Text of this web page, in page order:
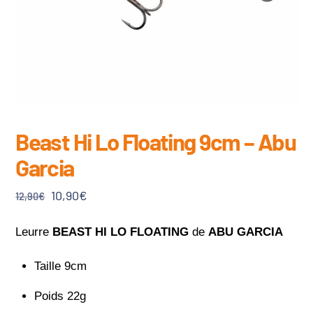
Beast Hi Lo Floating 9cm – Abu
Garcia
12,90€ Le
initial
12,90€.
10,90€Le
actuel
10,90€.
Leurre BEAST HI LO FLOATING de ABU GARCIA
Taille 9cm
Poids 22g